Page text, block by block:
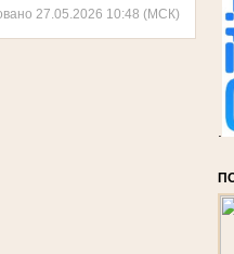
27.05.2026 10:48 (МСК)